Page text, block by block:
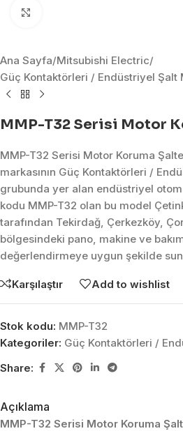
Ana Sayfa/Mitsubishi Electric/
Güç Kontaktörleri / Endüstriyel Şalt
MMP-T32 Serisi Motor
MMP-T32 Serisi Motor Koruma
markasının Güç Kontaktörleri /
grubunda yer alan endüstriyel
kodu MMP-T32 olan bu model
tarafından Tekirdağ, Çerkezköy,
bölgesindeki pano, makine ve
değerlendirmeye uygun şekilde
Karşılaştır Add to wishlist
Stok kodu: MMP-T32
Kategoriler: Güç Kontaktörleri /
Share:
Açıklama
MMP-T32 Serisi Motor Koruma